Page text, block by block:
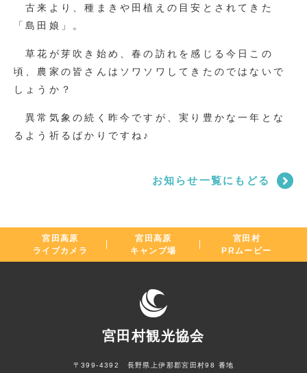
古来より、種まきや田植えの目安とされてきた
「島田娘」。
草花が芽吹き始め、春の訪れを感じる今日この
頃、農家の皆さんはソワソワしてきたのではないで
しょうか？
異常気象の続く昨今ですが、実り豊かな一年とな
るよう祈るばかりですね♪
お知らせ一覧にもどる
宮田高原
ライブカメラ
宮田高原
キャンプ場
宮田村
PRムービー
宮田村観光協会
〒399-4392 長野県上伊那郡宮田村98 番地